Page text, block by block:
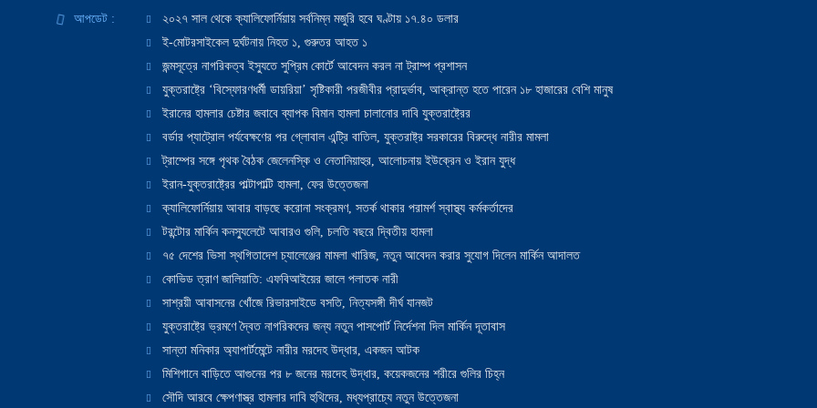
আপডেট :
২০২৭ সাল থেকে ক্যালিফোর্নিয়ায় সর্বনিম্ন মজুরি হবে ঘণ্টায় ১৭.৪০ ডলার
ই-মোটরসাইকেল দুর্ঘটনায় নিহত ১, গুরুতর আহত ১
জন্মসূত্রে নাগরিকত্ব ইস্যুতে সুপ্রিম কোর্টে আবেদন করল না ট্রাম্প প্রশাসন
যুক্তরাষ্ট্রে ‘বিস্ফোরণধর্মী ডায়রিয়া’ সৃষ্টিকারী পরজীবীর প্রাদুর্ভাব, আক্রান্ত হতে পারেন ১৮ হাজারের বেশি মানুষ
ইরানের হামলার চেষ্টার জবাবে ব্যাপক বিমান হামলা চালানোর দাবি যুক্তরাষ্ট্রের
বর্ডার প্যাট্রোল পর্যবেক্ষণের পর গ্লোবাল এন্ট্রি বাতিল, যুক্তরাষ্ট্র সরকারের বিরুদ্ধে নারীর মামলা
ট্রাম্পের সঙ্গে পৃথক বৈঠক জেলেনস্কি ও নেতানিয়াহুর, আলোচনায় ইউক্রেন ও ইরান যুদ্ধ
ইরান-যুক্তরাষ্ট্রের পাল্টাপাল্টি হামলা, ফের উত্তেজনা
ক্যালিফোর্নিয়ায় আবার বাড়ছে করোনা সংক্রমণ, সতর্ক থাকার পরামর্শ স্বাস্থ্য কর্মকর্তাদের
টরন্টোর মার্কিন কনস্যুলেটে আবারও গুলি, চলতি বছরে দ্বিতীয় হামলা
৭৫ দেশের ভিসা স্থগিতাদেশ চ্যালেঞ্জের মামলা খারিজ, নতুন আবেদন করার সুযোগ দিলেন মার্কিন আদালত
কোভিড ত্রাণ জালিয়াতি: এফবিআইয়ের জালে পলাতক নারী
সাশ্রয়ী আবাসনের খোঁজে রিভারসাইডে বসতি, নিত্যসঙ্গী দীর্ঘ যানজট
যুক্তরাষ্ট্রে ভ্রমণে দ্বৈত নাগরিকদের জন্য নতুন পাসপোর্ট নির্দেশনা দিল মার্কিন দূতাবাস
সান্তা মনিকার অ্যাপার্টমেন্টে নারীর মরদেহ উদ্ধার, একজন আটক
মিশিগানে বাড়িতে আগুনের পর ৮ জনের মরদেহ উদ্ধার, কয়েকজনের শরীরে গুলির চিহ্ন
সৌদি আরবে ক্ষেপণাস্ত্র হামলার দাবি হুথিদের, মধ্যপ্রাচ্যে নতুন উত্তেজনা